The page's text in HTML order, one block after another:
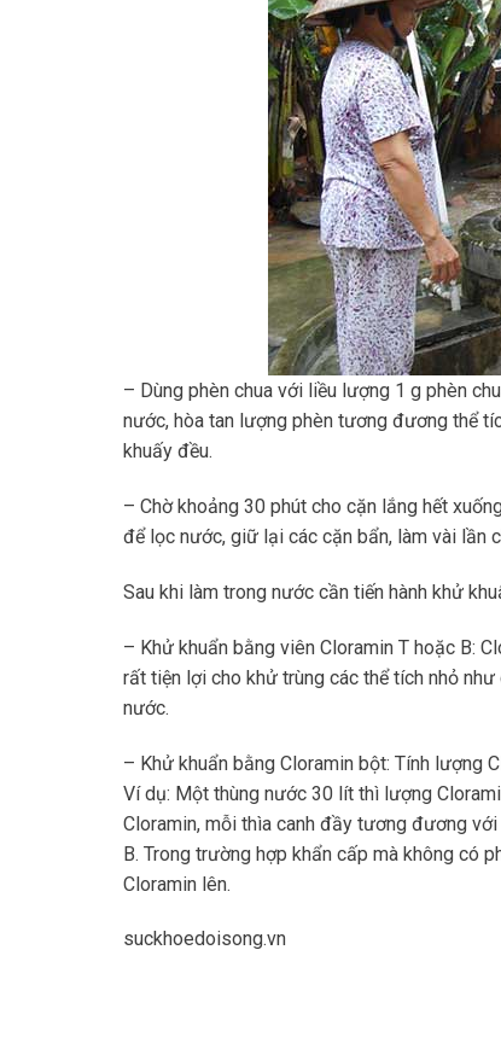
– Dùng phèn chua với liều lượng 1 g phèn
nước, hòa tan lượng phèn tương đương thể
khuấy đều.
– Chờ khoảng 30 phút cho cặn lắng hết
để lọc nước, giữ lại các cặn bẩn, làm vài lần
Sau khi làm trong nước cần tiến hành khử
– Khử khuẩn bằng viên Cloramin T hoặc B:
rất tiện lợi cho khử trùng các thể tích nhỏ
nước.
– Khử khuẩn bằng Cloramin bột: Tính lượng
Ví dụ: Một thùng nước 30 lít thì lượng
Cloramin, mỗi thìa canh đầy tương đương
B. Trong trường hợp khẩn cấp mà không có
Cloramin lên.
suckhoedoisong.vn